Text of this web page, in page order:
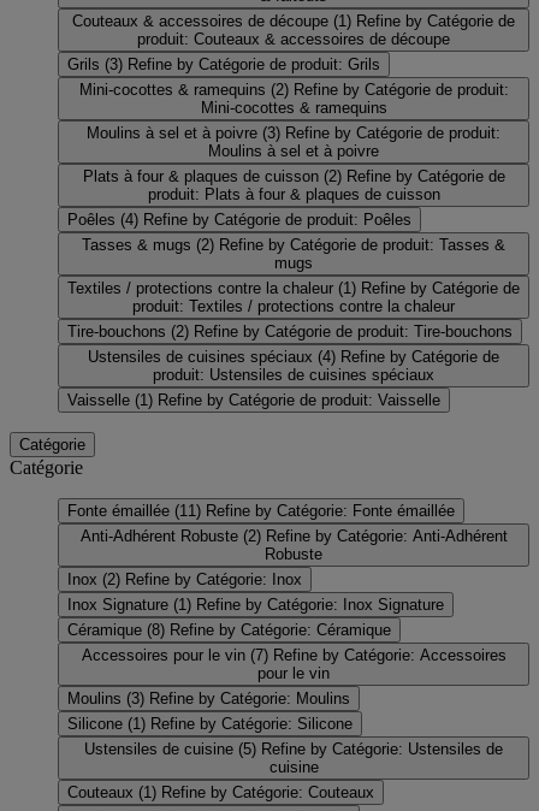
Couteaux & accessoires de découpe (1) Refine by Catégorie de
produit: Couteaux & accessoires de découpe
Grils (3) Refine by Catégorie de produit: Grils
Mini-cocottes & ramequins (2) Refine by Catégorie de produit:
Mini-cocottes & ramequins
Moulins à sel et à poivre (3) Refine by Catégorie de produit:
Moulins à sel et à poivre
Plats à four & plaques de cuisson (2) Refine by Catégorie de
produit: Plats à four & plaques de cuisson
Poêles (4) Refine by Catégorie de produit: Poêles
Tasses & mugs (2) Refine by Catégorie de produit: Tasses &
mugs
Textiles / protections contre la chaleur (1) Refine by Catégorie de
produit: Textiles / protections contre la chaleur
Tire-bouchons (2) Refine by Catégorie de produit: Tire-bouchons
Ustensiles de cuisines spéciaux (4) Refine by Catégorie de
produit: Ustensiles de cuisines spéciaux
Vaisselle (1) Refine by Catégorie de produit: Vaisselle
Catégorie
Catégorie
Fonte émaillée (11) Refine by Catégorie: Fonte émaillée
Anti-Adhérent Robuste (2) Refine by Catégorie: Anti-Adhérent
Robuste
Inox (2) Refine by Catégorie: Inox
Inox Signature (1) Refine by Catégorie: Inox Signature
Céramique (8) Refine by Catégorie: Céramique
Accessoires pour le vin (7) Refine by Catégorie: Accessoires
pour le vin
Moulins (3) Refine by Catégorie: Moulins
Silicone (1) Refine by Catégorie: Silicone
Ustensiles de cuisine (5) Refine by Catégorie: Ustensiles de
cuisine
Couteaux (1) Refine by Catégorie: Couteaux